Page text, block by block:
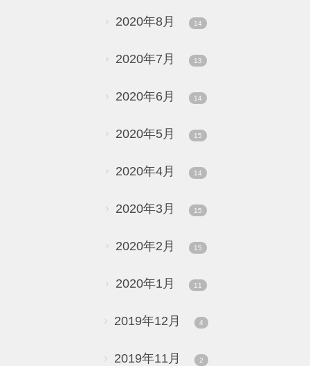
2020年8月 14
2020年7月 13
2020年6月 14
2020年5月 15
2020年4月 14
2020年3月 15
2020年2月 15
2020年1月 11
2019年12月 4
2019年11月 2